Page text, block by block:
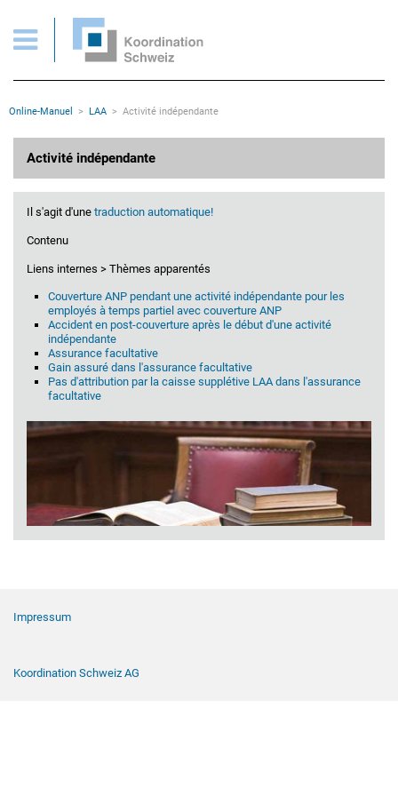
Pages importantes
Page d'accueil
Contenu
Plan du site
Rootline
Online-Manuel LAA Activité indépendante
Activité indépendante
Il s'agit d'une traduction automatique!
Contenu
Liens internes > Thèmes apparentés
Couverture ANP pendant une activité indépendante pour les
employés à temps partiel avec couverture ANP
Accident en post-couverture après le début d'une activité
indépendante
Assurance facultative
Gain assuré dans l'assurance facultative
Pas d'attribution par la caisse supplétive LAA dans l'assurance
facultative
Impressum
Koordination Schweiz AG